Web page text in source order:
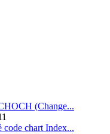
(Change...
code chart Index...